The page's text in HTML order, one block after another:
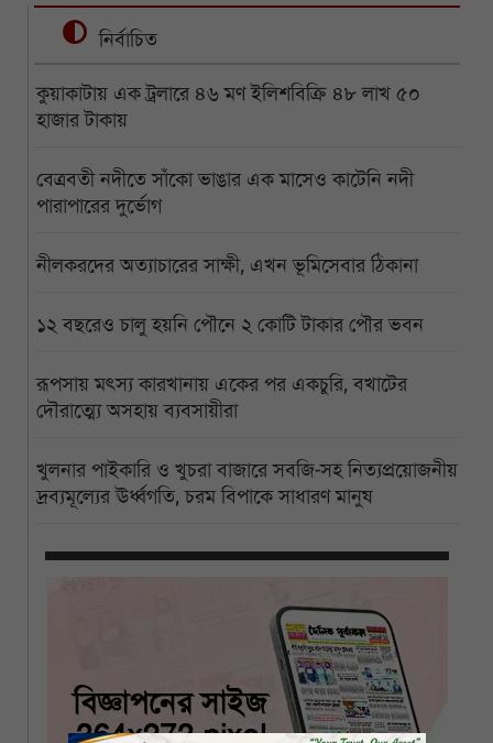
নির্বাচিত
কুয়াকাটায় এক ট্রলারে ৪৬ মণ ইলিশবিক্রি ৪৮ লাখ ৫০
হাজার টাকায়
বেত্রবতী নদীতে সাঁকো ভাঙার এক মাসেও কাটেনি নদী
পারাপারের দুর্ভোগ
নীলকরদের অত্যাচারের সাক্ষী, এখন ভূমিসেবার ঠিকানা
১২ বছরেও চালু হয়নি পৌনে ২ কোটি টাকার পৌর ভবন
রূপসায় মৎস্য কারখানায় একের পর একচুরি, বখাটের
দৌরাত্ম্যে অসহায় ব্যবসায়ীরা
খুলনার পাইকারি ও খুচরা বাজারে সবজি-সহ নিত্যপ্রয়োজনীয়
দ্রব্যমূল্যের ঊর্ধ্বগতি, চরম বিপাকে সাধারণ মানুষ